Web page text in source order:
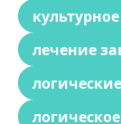
лечение